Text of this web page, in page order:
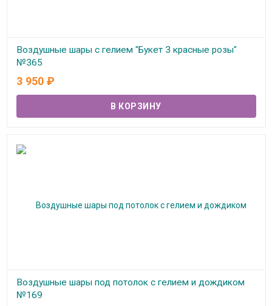
Воздушные шары с гелием "Букет 3 красные розы"
№365
В наличии
3 950 ₽
Воздушные шары под потолок с гелием и дождиком
№169